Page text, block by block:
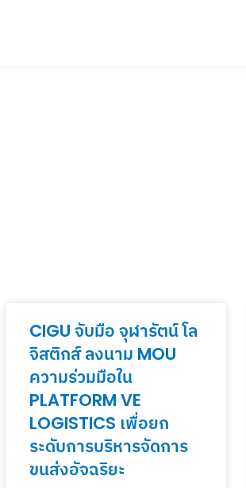
CIGU จับมือ จุฬารัตน์ โล
จิสติกส์ ลงนาม MOU
ความร่วมมือใน
PLATFORM VE
LOGISTICS เพื่อยก
ระดับการบริหารจัดการ
ขนส่งอัจฉริยะ